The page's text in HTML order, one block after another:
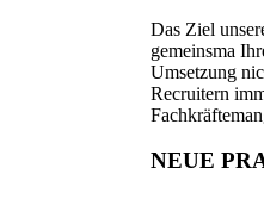
Das Ziel
gemeinsma
Umsetzung
Recruitern
NEUE